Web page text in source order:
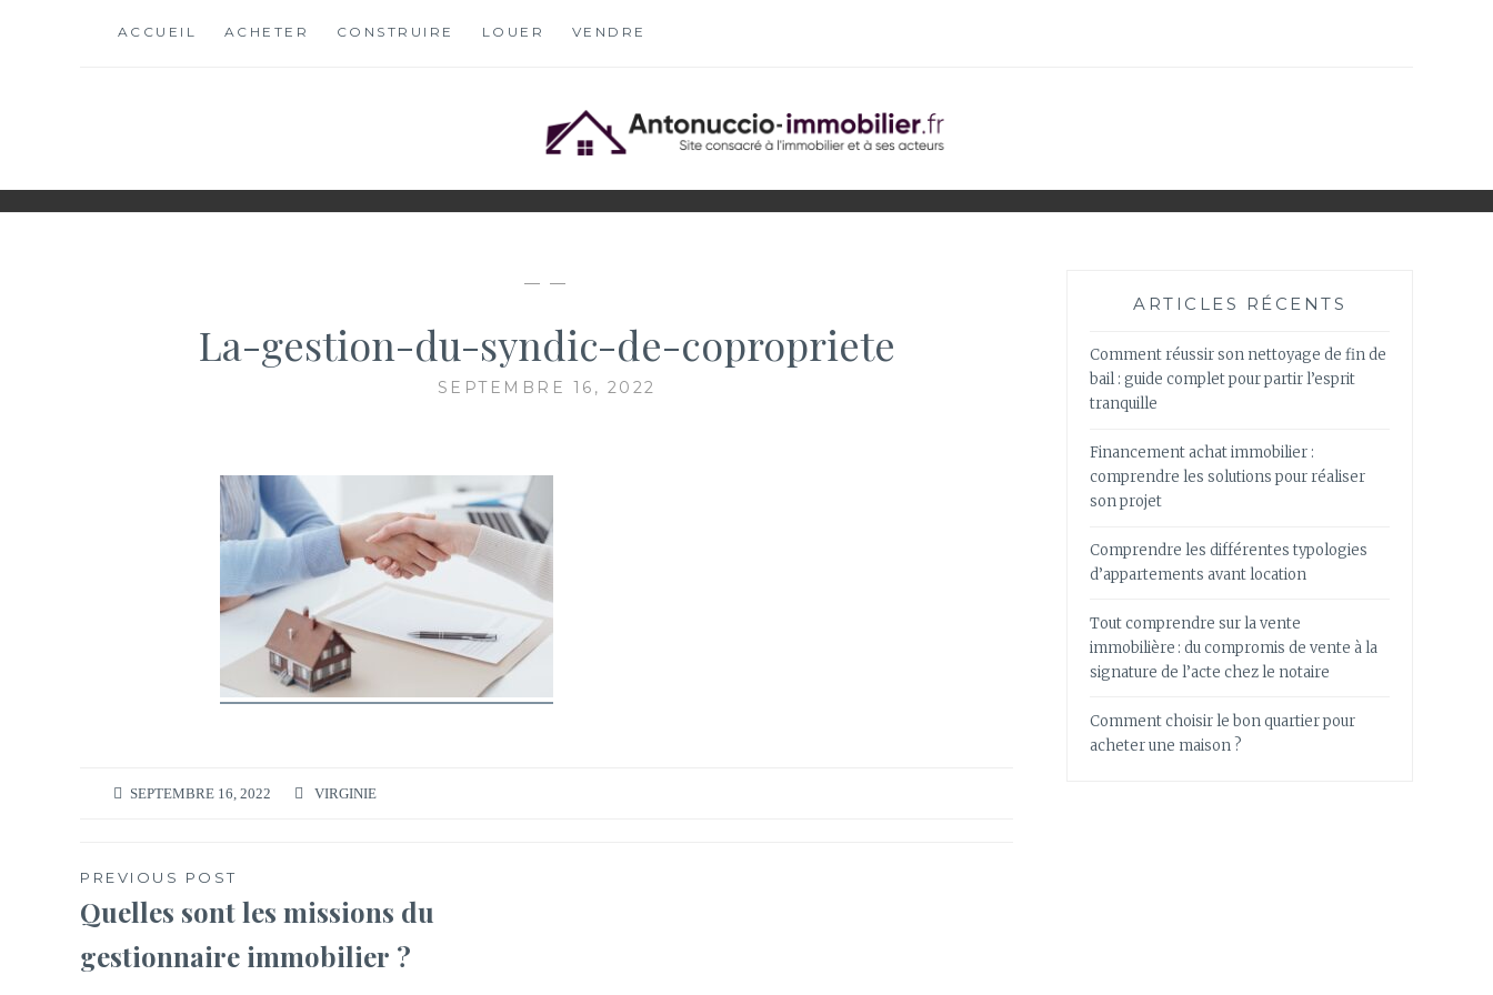
ACCUEIL ACHETER CONSTRUIRE LOUER VENDRE
ANTONUCCIO-IMMOBILIER.FR
SITE CONSACRÉ À L'IMMOBILIER ET À SES ACTEURS
— —
La-gestion-du-syndic-de-copropriete
SEPTEMBRE 16, 2022
SEPTEMBRE 16, 2022 VIRGINIE
Navigation
de
PREVIOUS POST
Quelles sont les missions du
gestionnaire immobilier ?
ARTICLES RÉCENTS
Comment réussir son nettoyage de fin de
bail : guide complet pour partir l’esprit
tranquille
Financement achat immobilier :
comprendre les solutions pour réaliser
son projet
Comprendre les différentes typologies
d’appartements avant location
Tout comprendre sur la vente
immobilière : du compromis de vente à la
signature de l’acte chez le notaire
Comment choisir le bon quartier pour
acheter une maison ?